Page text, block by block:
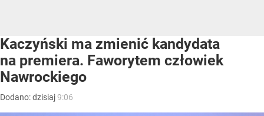
Kaczyński ma zmienić kandydata
na premiera. Faworytem człowiek
Nawrockiego
Dodano:dzisiaj9:06